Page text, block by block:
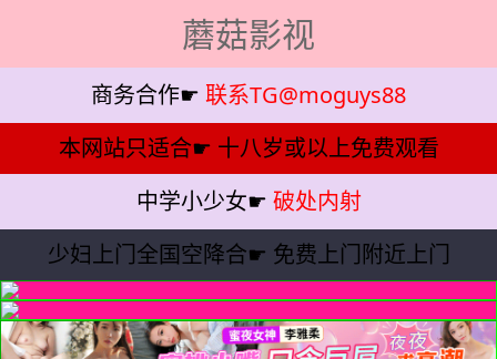
蘑菇影视
商务合作☛ 联系TG@moguys88
本网站只适合☛ 十八岁或以上免费观看
中学小少女☛ 破处内射
少妇上门全国空降合☛ 免费上门附近上门